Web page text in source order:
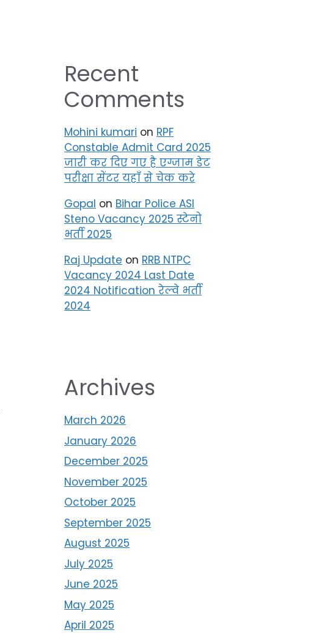
Recent
Comments
Mohini kumari on RPF
Constable Admit Card 2025
जारी कर दिए गए है एग्जाम डेट
परीक्षा सेंटर यहाँ से चेक करे
Gopal on Bihar Police ASI
Steno Vacancy 2025 स्टेनो
भर्ती 2025
Raj Update on RRB NTPC
Vacancy 2024 Last Date
2024 Notification रेल्वे भर्ती
2024
Archives
March 2026
January 2026
December 2025
November 2025
October 2025
September 2025
August 2025
July 2025
June 2025
May 2025
April 2025